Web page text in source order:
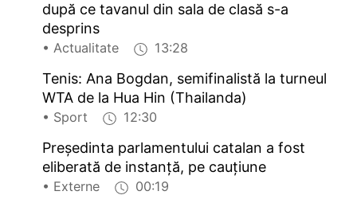
după ce tavanul din sala de clasă s-a
desprins
• Actualitate 13:28
Tenis: Ana Bogdan, semifinalistă la turneul
WTA de la Hua Hin (Thailanda)
• Sport 12:30
Președinta parlamentului catalan a fost
eliberată de instanță, pe cauțiune
• Externe 00:19